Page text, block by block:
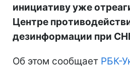
инициативу уже
Центре
дезинформации при
Об этом сообщает РБК-